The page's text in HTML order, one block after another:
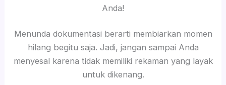
Anda!
Menunda dokumentasi berarti membiarkan momen
hilang begitu saja. Jadi, jangan sampai Anda
menyesal karena tidak memiliki rekaman yang layak
untuk dikenang.